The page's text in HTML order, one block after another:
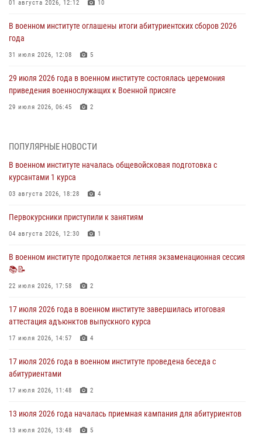
01 августа 2026, 12:12 10
В военном институте оглашены итоги абитуриентских сборов 2026
года
31 июля 2026, 12:08 5
29 июля 2026 года в военном институте состоялась церемония
приведения военнослужащих к Военной присяге
29 июля 2026, 06:45 2
экзамен по вождению
28 июля 2026 года в военном институте организована беседа и
праздничный молебен
В военном институте завершается летняя экзаменационная сессия
27 июля 2026 года в военном институте поощрены курсанты
27 июля 2026, 10:45
ПОПУЛЯРНЫЕ НОВОСТИ
В военном институте началась общевойсковая подготовка с
курсантами 1 курса
03 августа 2026, 18:28 4
Первокурсники приступили к занятиям
04 августа 2026, 12:30 1
В военном институте продолжается летняя экзаменационная сессия
📚📝
22 июля 2026, 17:58 2
17 июля 2026 года в военном институте завершилась итоговая
аттестация адъюнктов выпускного курса
17 июля 2026, 14:57 4
17 июля 2026 года в военном институте проведена беседа с
абитуриентами
17 июля 2026, 11:48 2
13 июля 2026 года началась приемная кампания для абитуриентов
13 июля 2026, 13:48 5